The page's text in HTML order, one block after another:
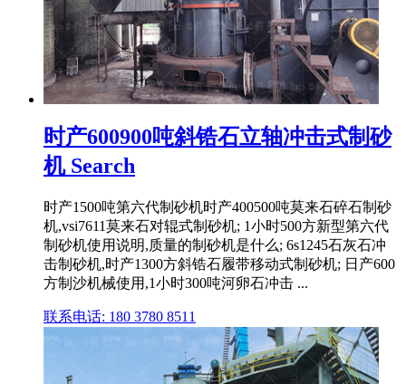
时产600900吨斜锆石立轴冲击式制砂
机 Search
时产1500吨第六代制砂机时产400500吨莫来石碎石制砂
机,vsi7611莫来石对辊式制砂机; 1小时500方新型第六代
制砂机使用说明,质量的制砂机是什么; 6s1245石灰石冲
击制砂机,时产1300方斜锆石履带移动式制砂机; 日产600
方制沙机械使用,1小时300吨河卵石冲击 ...
联系电话: 180 3780 8511